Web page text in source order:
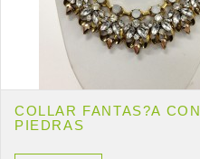
COLLAR FANTAS?­A CON
PIEDRAS